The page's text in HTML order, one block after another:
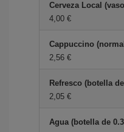
Cerveza Local
4,00 €
Cappuccino
2,56 €
Refresco (botella
2,05 €
Agua (botella de